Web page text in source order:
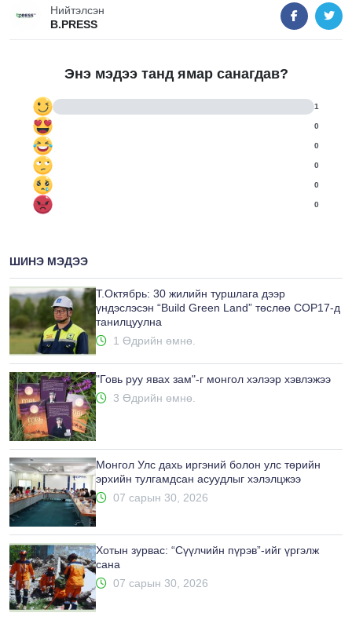
Нийтэлсэн
B.PRESS
Энэ мэдээ танд ямар санагдав?
1
0
0
0
0
0
ШИНЭ МЭДЭЭ
Т.Октябрь: 30 жилийн туршлага дээр
үндэслэсэн “Build Green Land” төслөө COP17-д
танилцуулна
1 Өдрийн өмнө.
"Говь руу явах зам"-г монгол хэлээр хэвлэжээ
3 Өдрийн өмнө.
Монгол Улс дахь иргэний болон улс төрийн
эрхийн тулгамдсан асуудлыг хэлэлцжээ
07 сарын 30, 2026
Хотын зурвас: “Сүүлчийн пүрэв”-ийг үргэлж
сана
07 сарын 30, 2026